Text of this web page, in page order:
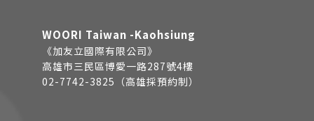
WOORI Taiwan -Kaohsiung
《加友立國際有限公司》
高雄市三民區博愛一路287號4樓
02-7742-3825（高雄採預約制）